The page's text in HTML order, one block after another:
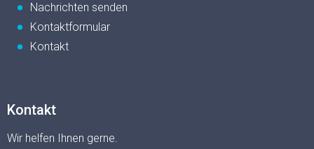
Nachrichten senden
Kontaktformular
Kontakt
Kontakt